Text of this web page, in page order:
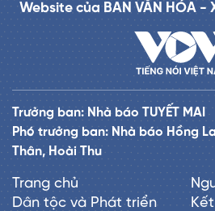
Website của BAN VĂN HÓA -
Trưởng ban: Nhà báo TUYẾT MAI
Phó trưởng ban: Nhà báo Hồng
Thân, Hoài Thu
Trang chủ
Dân tộc và Phát triển